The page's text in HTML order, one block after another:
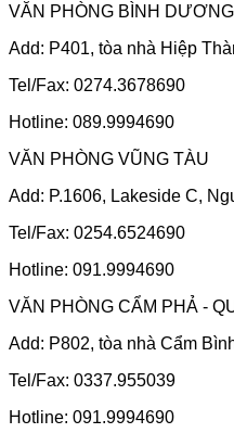
VĂN PHÒNG BÌNH DƯƠNG
Add: P401, tòa nhà Hiệp
Tel/Fax: 0274.3678690
Hotline: 089.9994690
VĂN PHÒNG VŨNG TÀU
Add: P.1606, Lakeside C,
Tel/Fax: 0254.6524690
Hotline: 091.9994690
VĂN PHÒNG CẨM PHẢ -
Add: P802, tòa nhà Cẩm
Tel/Fax: 0337.955039
Hotline: 091.9994690